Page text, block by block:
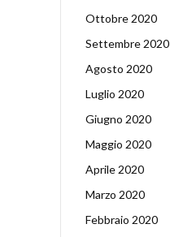
Ottobre 2020
Settembre 2020
Agosto 2020
Luglio 2020
Giugno 2020
Maggio 2020
Aprile 2020
Marzo 2020
Febbraio 2020